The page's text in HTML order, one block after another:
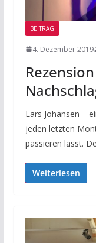
BEITRAG
4. Dezember 2019
Lars Johansen –
jeden letzten
passieren lässt.
Weiterlesen